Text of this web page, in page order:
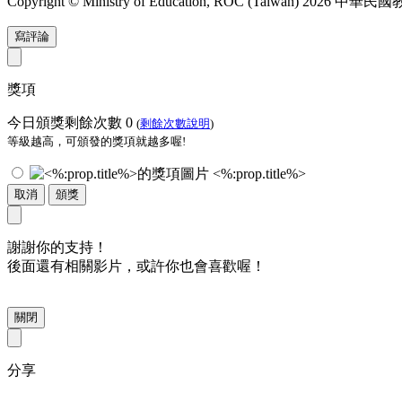
寫評論
獎項
今日頒獎剩餘次數 0 (剩餘次數說明)
等級越高，可頒發的獎項就越多喔!
<%:prop.title%>
取消 頒獎
謝謝你的支持！
後面還有相關影片，或許你也會喜歡喔！
關閉
分享